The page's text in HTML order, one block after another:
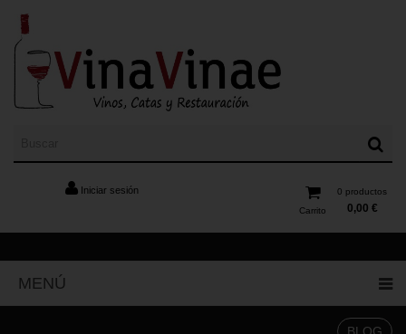
Iniciar sesión 0 productos
0,00 €
Carrito
MENÚ